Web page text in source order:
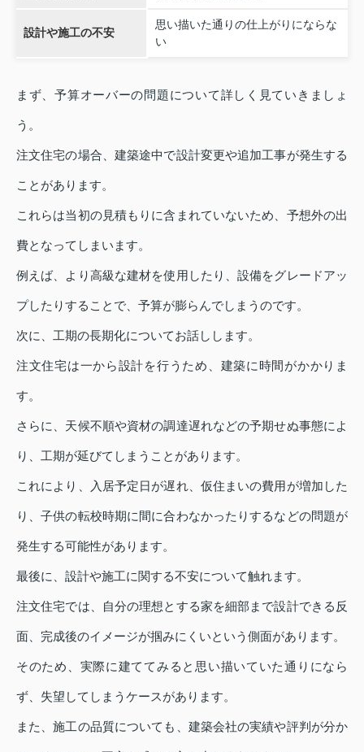
設計や施工の不安
思い描いた通りの仕上がりにならな
い
まず、予算オーバーの問題について詳しく見ていきましょ
う。
注文住宅の場合、建築途中で設計変更や追加工事が発生する
ことがあります。
これらは当初の見積もりに含まれていないため、予想外の出
費となってしまいます。
例えば、より高級な建材を使用したり、設備をグレードアッ
プしたりすることで、予算が膨らんでしまうのです。
次に、工期の長期化についてお話しします。
注文住宅は一から設計を行うため、建築に時間がかかりま
す。
さらに、天候不順や資材の調達遅れなどの予期せぬ事態によ
り、工期が延びてしまうことがあります。
これにより、入居予定日が遅れ、仮住まいの費用が増加した
り、子供の転校時期に間に合わなかったりするなどの問題が
発生する可能性があります。
最後に、設計や施工に関する不安について触れます。
注文住宅では、自分の理想とする家を細部まで設計できる反
面、完成後のイメージが掴みにくいという側面があります。
そのため、実際に建ててみると思い描いていた通りになら
ず、失望してしまうケースがあります。
また、施工の品質についても、建築会社の実績や評判が分か